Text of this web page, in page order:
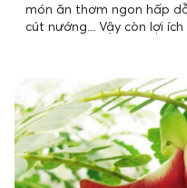
món ăn thơm ngon hấp
cút nướng... Vậy còn lợi